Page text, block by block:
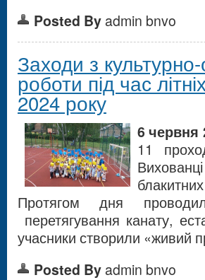
Posted By admin bnvo
Заходи з культурно-
роботи під час
2024 року
6 червня
11
Протягом дня
перетягування канату,
учасники створили «живий
Posted By admin bnvo